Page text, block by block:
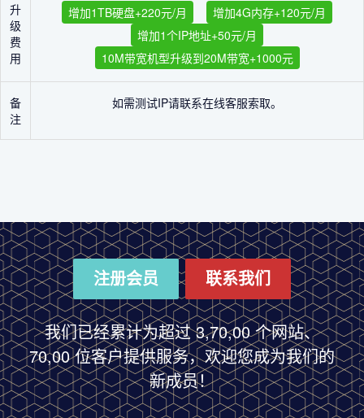
升
级
费
用
增加1TB硬盘+220元/月
增加4G内存+120元/月
增加1个IP地址+50元/月
10M带宽机型升级到20M带宽+1000元
备
注
如需测试IP请联系在线客服索取。
注册会员 联系我们
我们已经累计为超过 3,70,00 个网站、
70,00 位客户提供服务，欢迎您成为我们的
新成员！